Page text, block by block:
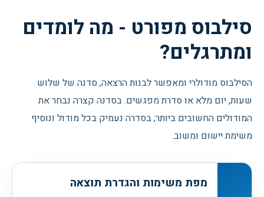
סילבוס מפורט - מה לומדים
ומתרגלים?
הסילבוס מודולרי ומאפשר לבנות הרצאה, סדנה של שלוש
שעות, יום מלא או סדרת מפגשים. בסדנה קצרה נבחר את
המודולים החשובים ביותר; בסדרה נעמיק בכל מודול ונוסיף
משימת יישום ומשוב.
מפת משימות והגדרת תוצאה